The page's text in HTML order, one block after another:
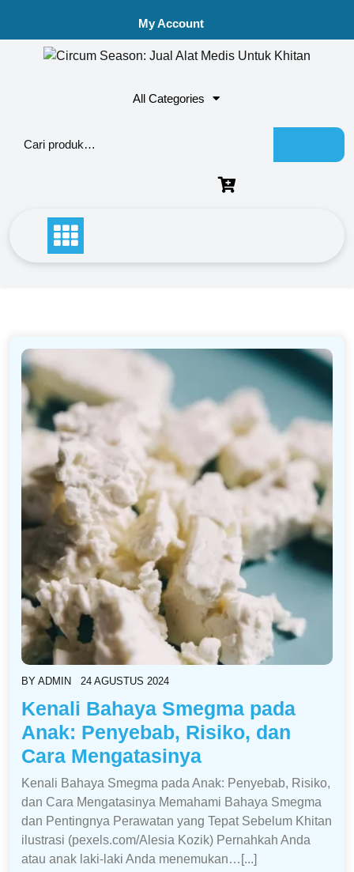
My Account
All Categories
BY ADMIN 24 AGUSTUS 2024
Kenali Bahaya Smegma pada
Anak: Penyebab, Risiko, dan
Cara Mengatasinya
Kenali Bahaya Smegma pada Anak: Penyebab, Risiko,
dan Cara Mengatasinya Memahami Bahaya Smegma
dan Pentingnya Perawatan yang Tepat Sebelum Khitan
ilustrasi (pexels.com/Alesia Kozik) Pernahkah Anda
atau anak laki-laki Anda menemukan…[...]